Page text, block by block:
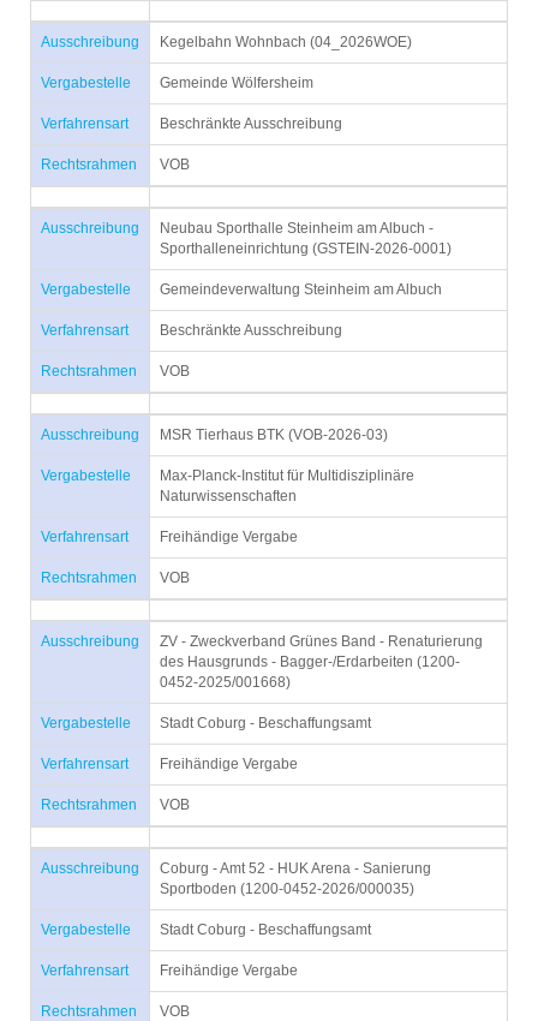
Ausschreibung Kegelbahn Wohnbach (04_2026WOE)
Vergabestelle Gemeinde Wölfersheim
Verfahrensart Beschränkte Ausschreibung
Rechtsrahmen VOB
Ausschreibung
Neubau Sporthalle Steinheim am Albuch -
Sporthalleneinrichtung (GSTEIN-2026-0001)
Vergabestelle Gemeindeverwaltung Steinheim am Albuch
Verfahrensart Beschränkte Ausschreibung
Rechtsrahmen VOB
Ausschreibung MSR Tierhaus BTK (VOB-2026-03)
Vergabestelle
Max-Planck-Institut für Multidisziplinäre
Naturwissenschaften
Verfahrensart Freihändige Vergabe
Rechtsrahmen VOB
Ausschreibung
ZV - Zweckverband Grünes Band - Renaturierung
des Hausgrunds - Bagger-/Erdarbeiten (1200-
0452-2025/001668)
Vergabestelle Stadt Coburg - Beschaffungsamt
Verfahrensart Freihändige Vergabe
Rechtsrahmen VOB
Ausschreibung
Coburg - Amt 52 - HUK Arena - Sanierung
Sportboden (1200-0452-2026/000035)
Vergabestelle Stadt Coburg - Beschaffungsamt
Verfahrensart Freihändige Vergabe
Rechtsrahmen VOB